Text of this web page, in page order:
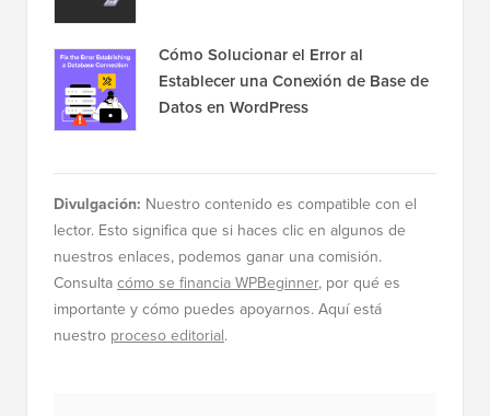
Cómo Solucionar el Error al
Establecer una Conexión de Base de
Datos en WordPress
Divulgación: Nuestro contenido es compatible con el
lector. Esto significa que si haces clic en algunos de
nuestros enlaces, podemos ganar una comisión.
Consultacómo se financia WPBeginner, por qué es
importante y cómo puedes apoyarnos. Aquí está
nuestro proceso editorial.